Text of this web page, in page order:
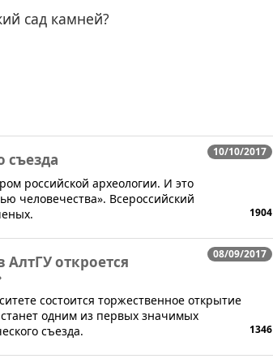
сад камней?
10/10/2017
съезда
российской археологии. И это
человечества». Всероссийский
1904
08/09/2017
АлтГУ откроется
состоится торжественное открытие
одним из первых значимых
съезда.
1346